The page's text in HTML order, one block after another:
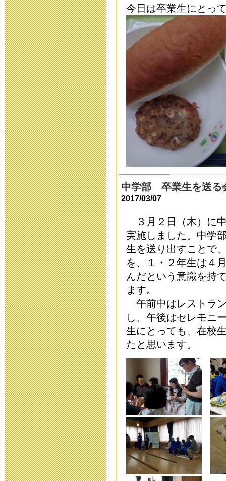
2020年5月14日
臨時休校中の
2020年4月30日
臨時休校延長
2020年4月28日
臨時休校期間
2020年4月17日
送迎時におけ
ついての連絡
2020年4月 8日
新型コロナウ
連絡
2020年3月10日
「令和元年度
らせ
2020年2月26日
保健関係書類
2019年11月11日
本日（10/13
2019年10月13日
今日は卒業生にとっ
中学部 卒業生を送る
2017/03/07
３月２日（木）に
実施しました。中学
生を送り出すことで
を、１・２年生は４
んだという意識を持
ます。
午前中はレストラ
し、午後はセレモニ
生にとっても、在校
たと思います。